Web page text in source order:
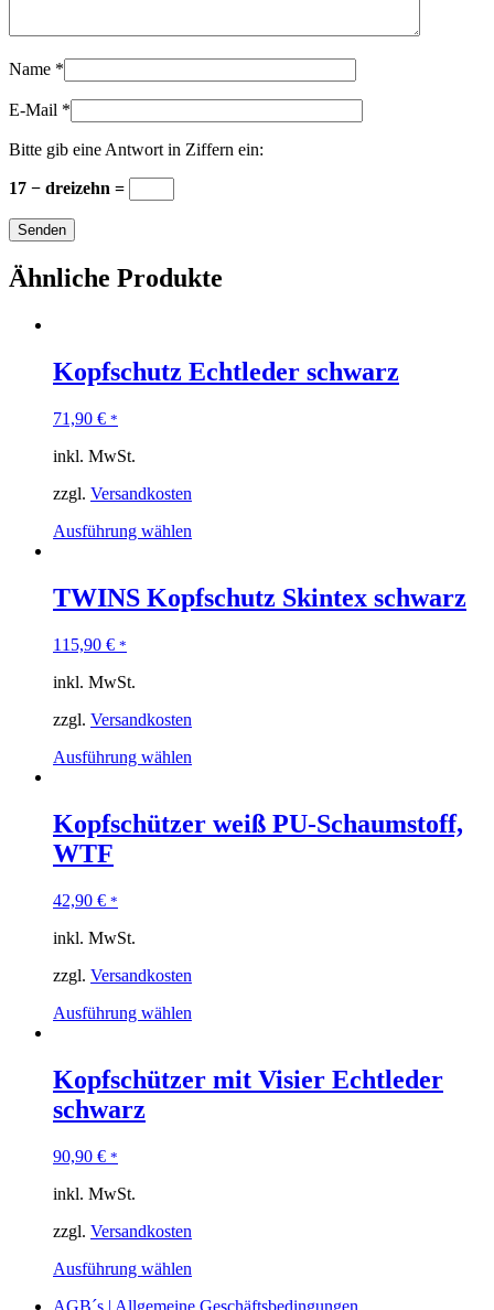
Name *
E-Mail *
Bitte gib eine Antwort in Ziffern ein:
17 − dreizehn =
Ähnliche Produkte
Kopfschutz Echtleder schwarz
71,90 € *
inkl. MwSt.
zzgl. Versandkosten
Ausführung wählen
TWINS Kopfschutz Skintex schwarz
115,90 € *
inkl. MwSt.
zzgl. Versandkosten
Ausführung wählen
Kopfschützer weiß PU-Schaumstoff,
WTF
42,90 € *
inkl. MwSt.
zzgl. Versandkosten
Ausführung wählen
Kopfschützer mit Visier Echtleder
schwarz
90,90 € *
inkl. MwSt.
zzgl. Versandkosten
Ausführung wählen
AGB´s | Allgemeine Geschäftsbedingungen